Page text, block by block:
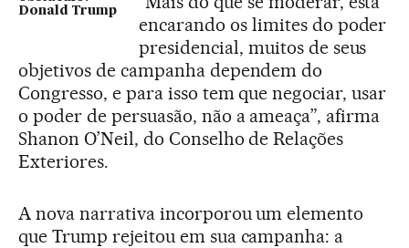
Donald Trump
encarando os limites do poder
presidencial, muitos de seus
objetivos de campanha dependem do
Congresso, e para isso tem que negociar, usar
o poder de persuasão, não a ameaça”, afirma
Shanon O’Neil, do Conselho de Relações
Exteriores.
A nova narrativa incorporou um elemento
que Trump rejeitou em sua campanha: a